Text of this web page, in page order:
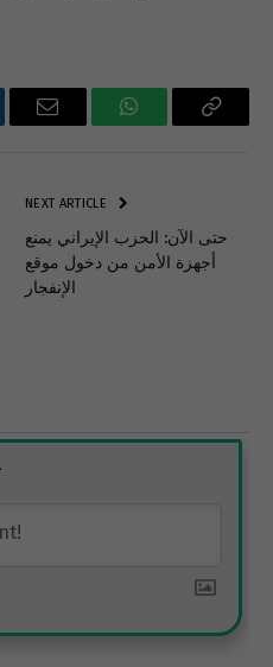
Email WhatsAppCopy
NEXT ARTICLE
حتى الآن: الحزب الإيراني يمنع
أجهزة الأمن من دخول موقع
الإنفجار